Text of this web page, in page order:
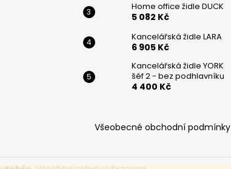
Home office židle DUCK
5 082 Kč
Kancelářská židle LARA
6 905 Kč
Kancelářská židle YORK
šéf 2 - bez podhlavníku
4 400 Kč
Všeobecné obchodní podmínky